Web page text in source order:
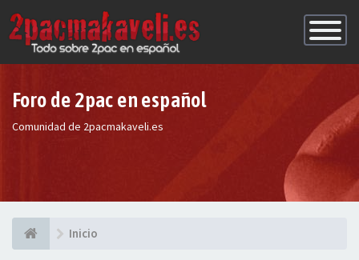
de
Foro de 2pac en español
Comunidad de 2pacmakaveli.es
Inicio